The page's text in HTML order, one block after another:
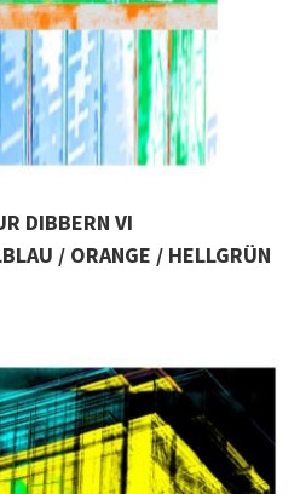
DIBBERN VI
/ ORANGE / HELLGRÜN